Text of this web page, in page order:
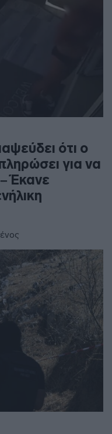
ότι ο
για να
Έκανε